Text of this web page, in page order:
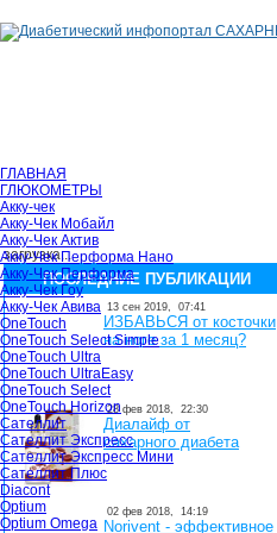
ГЛАВНАЯ
ГЛЮКОМЕТРЫ
Акку-чек
Акку-Чек Мобайл
Акку-Чек Актив
Акку-Чек Перформа Нано
Акку-Чек Перформа
Акку-Чек Гоу
Акку-Чек Авива
OneTouch
OneTouch Select Simple
OneTouch Ultra
OneTouch UltraEasy
OneTouch Select
OneTouch Horizon
Сателлит
Сателлит Экспресс
Сателлит Экспресс Мини
Сателлит Плюс
Diacont
Optium
Optium Omega
загрузка...
ПОСЛЕДНИЕ ПУБЛИКАЦИИ
13 сен 2019, 07:41
ИЗБАВЬСЯ от косточки
на ноге за 1 месяц?
28 фев 2018, 22:30
Диалайф от
сахарного диабета
02 фев 2018, 14:19
Norivent - эффективное